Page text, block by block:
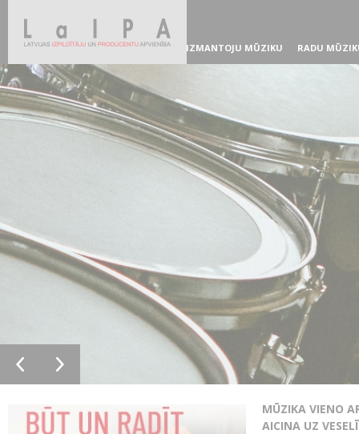
IZMANTOJU MŪZIKU RADU
MŪZIKA VIENO
AICINA UZ